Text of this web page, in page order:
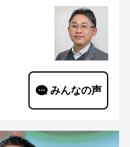
みんなの声